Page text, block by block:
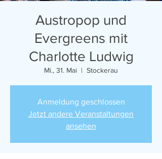
Austropop und
Evergreens mit
Charlotte Ludwig
Mi., 31. Mai
  |
Stockerau
Anmeldung geschlossen
Jetzt andere Veranstaltungen
ansehen